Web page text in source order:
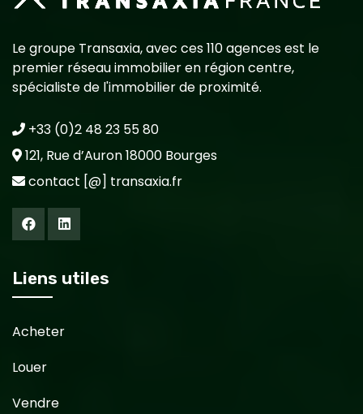
Le groupe Transaxia, avec ces 110 agences est le
premier réseau immobilier en région centre,
spécialiste de l'immobilier de proximité.
+33 (0)2 48 23 55 80
121, Rue d’Auron 18000 Bourges
contact [@] transaxia.fr
Liens utiles
Acheter
Louer
Vendre